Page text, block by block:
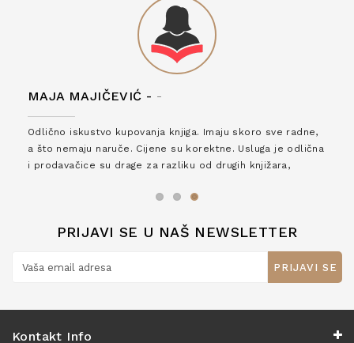
MAJA MAJIČEVIĆ - -
Odlično iskustvo kupovanja knjiga. Imaju skoro sve radne,
a što nemaju naruče. Cijene su korektne. Usluga je odlična
i prodavačice su drage za razliku od drugih knjižara,
PRIJAVI SE U NAŠ NEWSLETTER
PRIJAVI SE
Kontakt Info